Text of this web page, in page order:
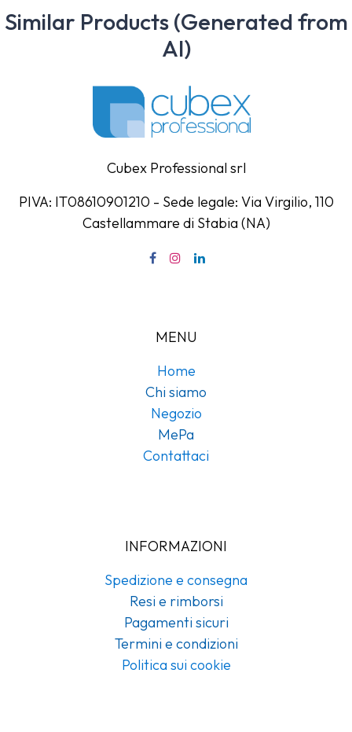
Similar Products (Generated from
AI)
Cubex Professional srl
PIVA: IT08610901210 - Sede legale: Via Virgilio, 110
Castellammare di Stabia (NA)
MENU
Home
Chi siamo
Negozio
MePa
Contattaci
INFORMAZIONI
Spedizione e consegna
Resi e rimborsi
Pagamenti sicuri
Termini e condizioni
Politica sui cookie